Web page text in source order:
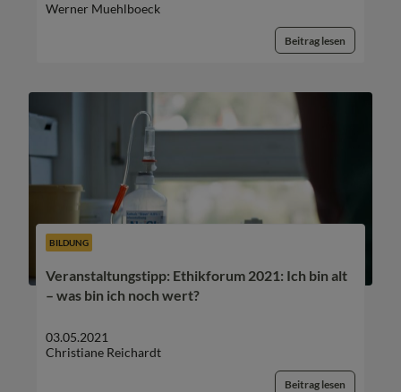
Werner Muehlboeck
Beitrag lesen
BILDUNG
Veranstaltungstipp: Ethikforum 2021: Ich bin alt
– was bin ich noch wert?
03.05.2021
Christiane Reichardt
Beitrag lesen